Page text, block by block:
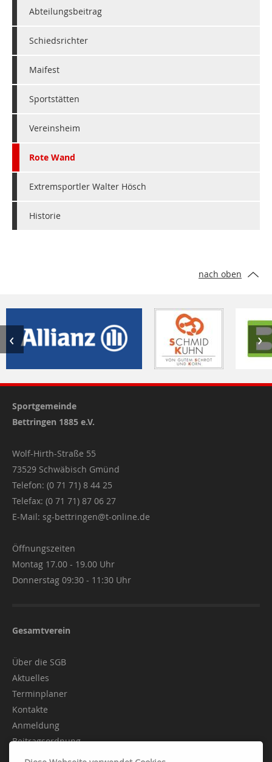
Abteilungsbeitrag
Schiedsrichter
Maifest
Sportstätten
Vereinsheim
Rote Wand
Extremsportler Walter Hösch
Historie
nach oben
‹ ›
Sportgemeinde
Bettringen 1885 e.V.
Wolf-Hirth-Straße 55
73529 Schwäbisch Gmünd
Telefon: (0 71 71) 8 44 25
Telefax: (0 71 71) 87 06 27
E-Mail: sg-bettringen@t-online.de
Öffnungszeiten
Montag 17.00 - 19.00 Uhr
Donnerstag 09:30 - 11:30 Uhr
Gesamtverein
Über die SGB
Aktuelles
Terminplaner
Kontakte
Anmeldung
Beitragsordnung